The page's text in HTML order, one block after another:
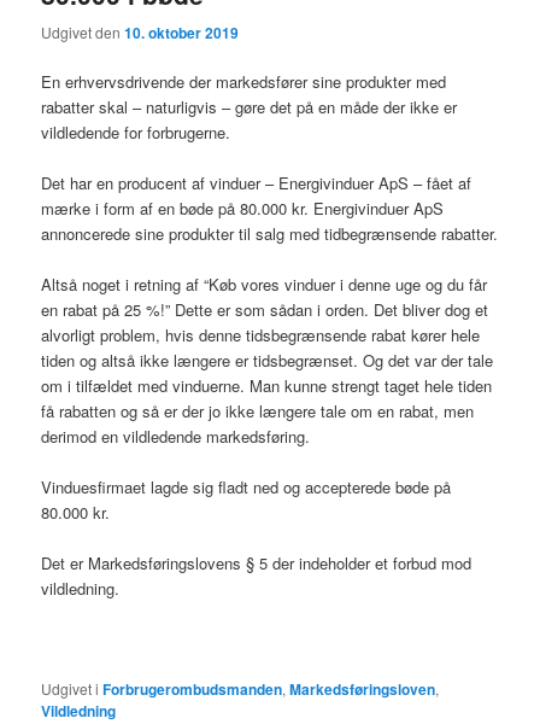
Udgivet den10. oktober 2019
En erhvervsdrivende der markedsfører sine produkter med
rabatter skal – naturligvis – gøre det på en måde der ikke er
vildledende for forbrugerne.
Det har en producent af vinduer – Energivinduer ApS – fået af
mærke i form af en bøde på 80.000 kr. Energivinduer ApS
annoncerede sine produkter til salg med tidbegrænsende rabatter.
Altså noget i retning af “Køb vores vinduer i denne uge og du får
en rabat på 25 %!” Dette er som sådan i orden. Det bliver dog et
alvorligt problem, hvis denne tidsbegrænsende rabat kører hele
tiden og altså ikke længere er tidsbegrænset. Og det var der tale
om i tilfældet med vinduerne. Man kunne strengt taget hele tiden
få rabatten og så er der jo ikke længere tale om en rabat, men
derimod en vildledende markedsføring.
Vinduesfirmaet lagde sig fladt ned og accepterede bøde på
80.000 kr.
Det er Markedsføringslovens § 5 der indeholder et forbud mod
vildledning.
Udgivet i Forbrugerombudsmanden,Markedsføringsloven,
Vildledning